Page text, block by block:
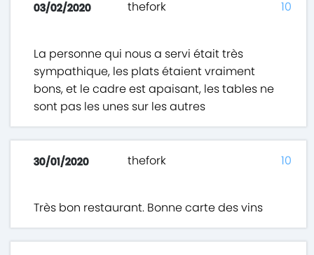
03/02/2020 thefork
La personne qui nous a servi était très
sympathique, les plats étaient vraiment
bons, et le cadre est apaisant, les tables ne
sont pas les unes sur les autres
10
30/01/2020 thefork
Très bon restaurant. Bonne carte des vins
10